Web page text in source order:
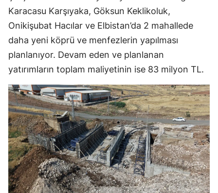
Karacasu Karşıyaka, Göksun Keklikoluk,
Onikişubat Hacılar ve Elbistan’da 2 mahallede
daha yeni köprü ve menfezlerin yapılması
planlanıyor. Devam eden ve planlanan
yatırımların toplam maliyetinin ise 83 milyon TL.